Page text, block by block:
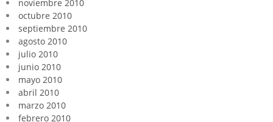
noviembre 2010
octubre 2010
septiembre 2010
agosto 2010
julio 2010
junio 2010
mayo 2010
abril 2010
marzo 2010
febrero 2010